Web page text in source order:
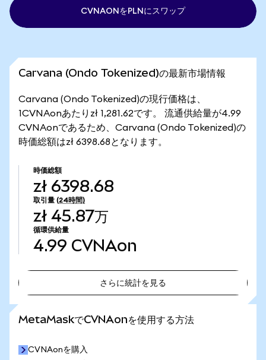
CVNAONをPLNにスワップ
Carvana (Ondo Tokenized)の最新市場情報
Carvana (Ondo Tokenized)の現行価格は、
1CVNAonあたりzł 1,281.62です。 流通供給量が4.99
CVNAonであるため、Carvana (Ondo Tokenized)の
時価総額はzł 6398.68となります。
時価総額
zł 6398.68
取引量 (24時間)
zł 45.87万
循環供給量
4.99 CVNAon
さらに統計を見る
MetaMaskでCVNAonを使用する方法
CVNAonを購入